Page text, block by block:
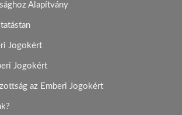
Alapítvány
Jogokért
Jogokért
az Emberi Jogokért